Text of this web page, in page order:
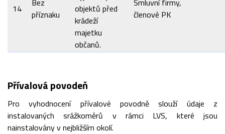
14
příznaku
objektů před
krádeží
majetku
občanů.
členové PK
Přívalová povodeň
Pro vyhodnocení přívalové povodně slouží údaje z
instalovaných srážkoměrů v rámci LVS, které jsou
nainstalovány v nejbližším okolí.